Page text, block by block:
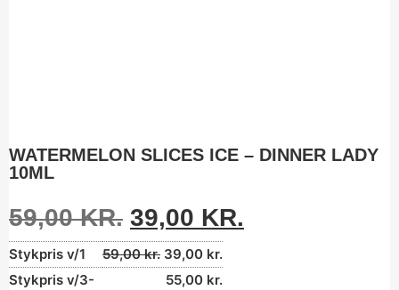
WATERMELON SLICES ICE – DINNER LADY
10ML
59,00KR. 39,00 KR.
Stykpris v/1 59,00kr. 39,00 kr.
Stykpris v/3-
55,00 kr.